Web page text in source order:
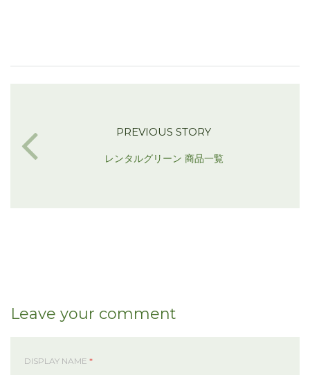
PREVIOUS STORY
レンタルグリーン 商品一覧
Leave your comment
DISPLAY NAME *